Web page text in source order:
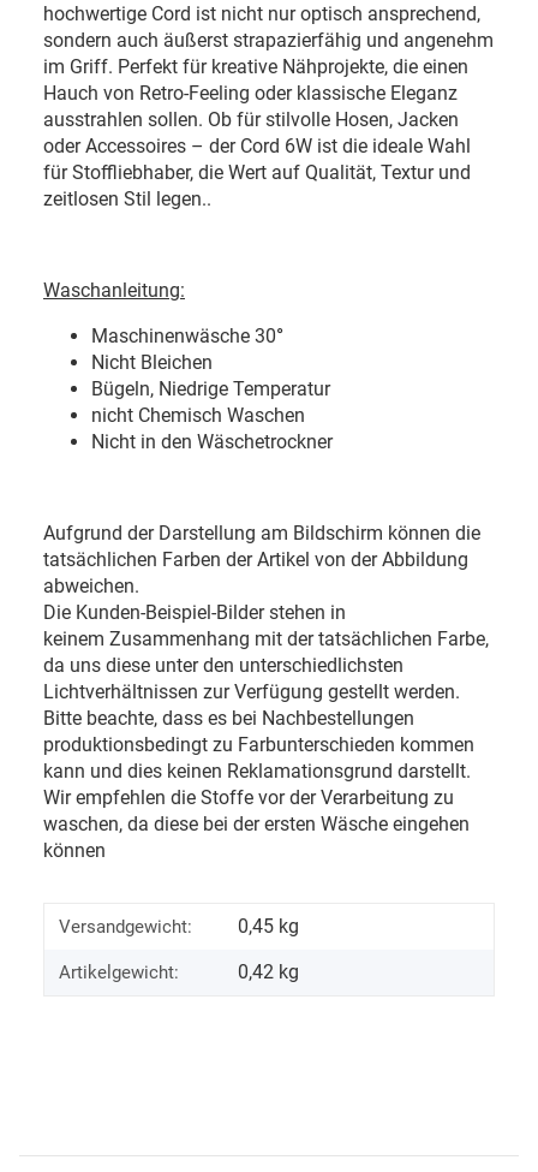
hochwertige Cord ist nicht nur optisch ansprechend,
sondern auch äußerst strapazierfähig und angenehm
im Griff. Perfekt für kreative Nähprojekte, die einen
Hauch von Retro-Feeling oder klassische Eleganz
ausstrahlen sollen. Ob für stilvolle Hosen, Jacken
oder Accessoires – der Cord 6W ist die ideale Wahl
für Stoffliebhaber, die Wert auf Qualität, Textur und
zeitlosen Stil legen..
Waschanleitung:
Maschinenwäsche 30°
Nicht Bleichen
Bügeln, Niedrige Temperatur
nicht Chemisch Waschen
Nicht in den Wäschetrockner
Aufgrund der Darstellung am Bildschirm können die
tatsächlichen Farben der Artikel von der Abbildung
abweichen.
Die Kunden-Beispiel-Bilder stehen in
keinem Zusammenhang mit der tatsächlichen Farbe,
da uns diese unter den unterschiedlichsten
Lichtverhältnissen zur Verfügung gestellt werden.
Bitte beachte, dass es bei Nachbestellungen
produktionsbedingt zu Farbunterschieden kommen
kann und dies keinen Reklamationsgrund darstellt.
Wir empfehlen die Stoffe vor der Verarbeitung zu
waschen, da diese bei der ersten Wäsche eingehen
können
Versandgewicht: 0,45 kg
Artikelgewicht: 0,42 kg